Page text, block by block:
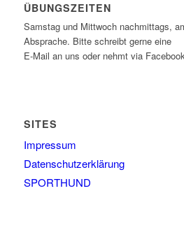
ÜBUNGSZEITEN
Samstag und Mittwoch nachmittags,
Absprache. Bitte schreibt gerne eine
E-Mail an uns oder nehmt via
SITES
Impressum
Datenschutzerklärung
SPORTHUND